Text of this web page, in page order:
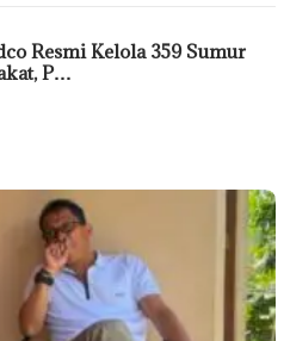
Resmi Kelola 359 Sumur
P…